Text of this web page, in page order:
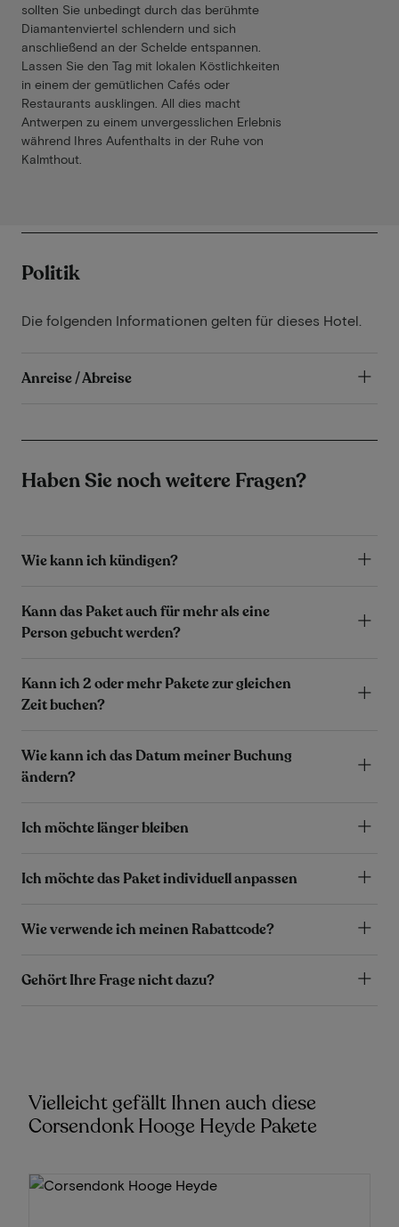
sollten Sie unbedingt durch das berühmte
Diamantenviertel schlendern und sich
anschließend an der Schelde entspannen.
Lassen Sie den Tag mit lokalen Köstlichkeiten
in einem der gemütlichen Cafés oder
Restaurants ausklingen. All dies macht
Antwerpen zu einem unvergesslichen Erlebnis
während Ihres Aufenthalts in der Ruhe von
Kalmthout.
Politik
Die folgenden Informationen gelten für dieses Hotel.
Anreise / Abreise
Haben Sie noch weitere Fragen?
Wie kann ich kündigen?
Kann das Paket auch für mehr als eine
Person gebucht werden?
Kann ich 2 oder mehr Pakete zur gleichen
Zeit buchen?
Wie kann ich das Datum meiner Buchung
ändern?
Ich möchte länger bleiben
Ich möchte das Paket individuell anpassen
Wie verwende ich meinen Rabattcode?
Gehört Ihre Frage nicht dazu?
Vielleicht gefällt Ihnen auch diese
Corsendonk Hooge Heyde Pakete